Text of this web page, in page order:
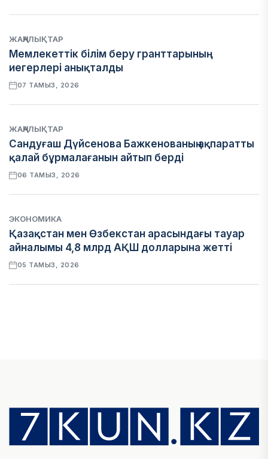
ЖАҢАЛЫҚТАР
Мемлекеттік білім беру гранттарының
иегерлері анықталды
07 ТАМЫЗ, 2026
ЖАҢАЛЫҚТАР
Сандуғаш Дүйсенова Бажкенованың ақпаратты
қалай бұрмалағанын айтып берді
06 ТАМЫЗ, 2026
ЭКОНОМИКА
Қазақстан мен Өзбекстан арасындағы тауар
айналымы 4,8 млрд АҚШ долларына жетті
05 ТАМЫЗ, 2026
БИЛІК
«Бәйтерек» холдингінің инвестициялық және
кредиттік портфелі 14,3 трлн теңгеге жетті